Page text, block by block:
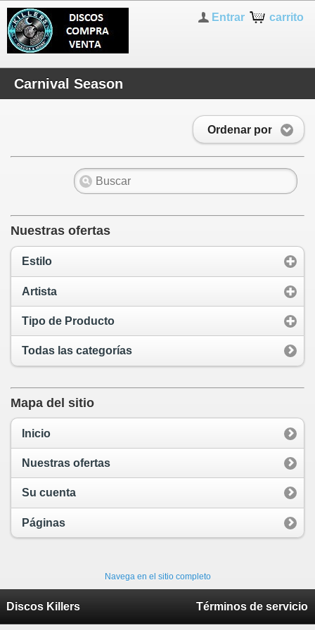
carrito
Entrar
Carnival Season
Ordenar por
Nuestras ofertas
Estilo
Artista
Tipo de Producto
Todas las categorías
Mapa del sitio
Inicio
Nuestras ofertas
Su cuenta
Páginas
Navega en el sitio completo
Discos Killers Términos de servicio